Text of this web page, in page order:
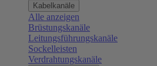
Kabelkanäle
Alle anzeigen
Brüstungskanäle
Leitungsführungskanäle
Sockelleisten
Verdrahtungskanäle